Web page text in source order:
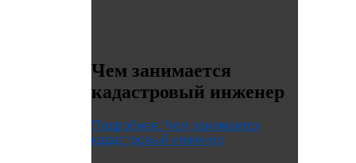
Чем занимается
кадастровый инженер
Подробнее: Чем занимается
кадастровый инженер